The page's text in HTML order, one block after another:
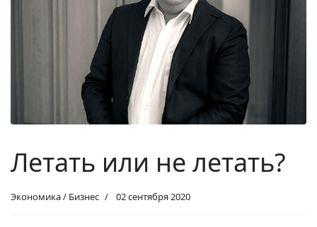
Летать или не летать?
Экономика / Бизнес 02 сентября 2020